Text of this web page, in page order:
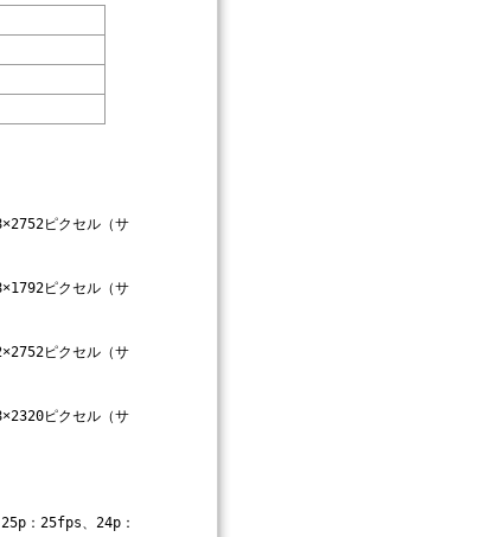
ピクセル（サ
ピクセル（サ
ピクセル（サ
ピクセル（サ
：25fps、24p：